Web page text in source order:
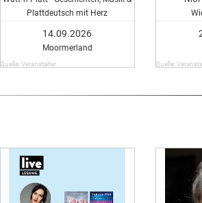
Plattdeutsch mit Herz
14.09.2026
Moormerland
Quelle: Veranstalter Quelle: